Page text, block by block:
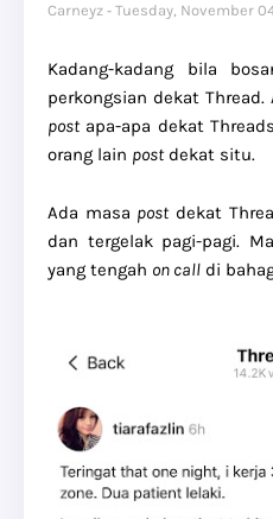
Carneyz Tuesday, November
Kadang-kadang bila
perkongsian dekat
postapa-apa dekat
orang lain postdekat situ.
Ada masa postdekat
dan tergelak pagi-pagi.
yang tengah on call di